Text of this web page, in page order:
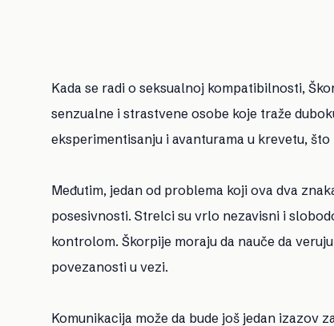
Kada se radi o seksualnoj kompatibilnosti,
senzualne i strastvene osobe koje traže
eksperimentisanju i avanturama u krevetu,
Međutim, jedan od problema koji ova dva
posesivnosti. Strelci su vrlo nezavisni i
kontrolom. Škorpije moraju da nauče da
povezanosti u vezi.
Komunikacija može da bude još jedan izazov